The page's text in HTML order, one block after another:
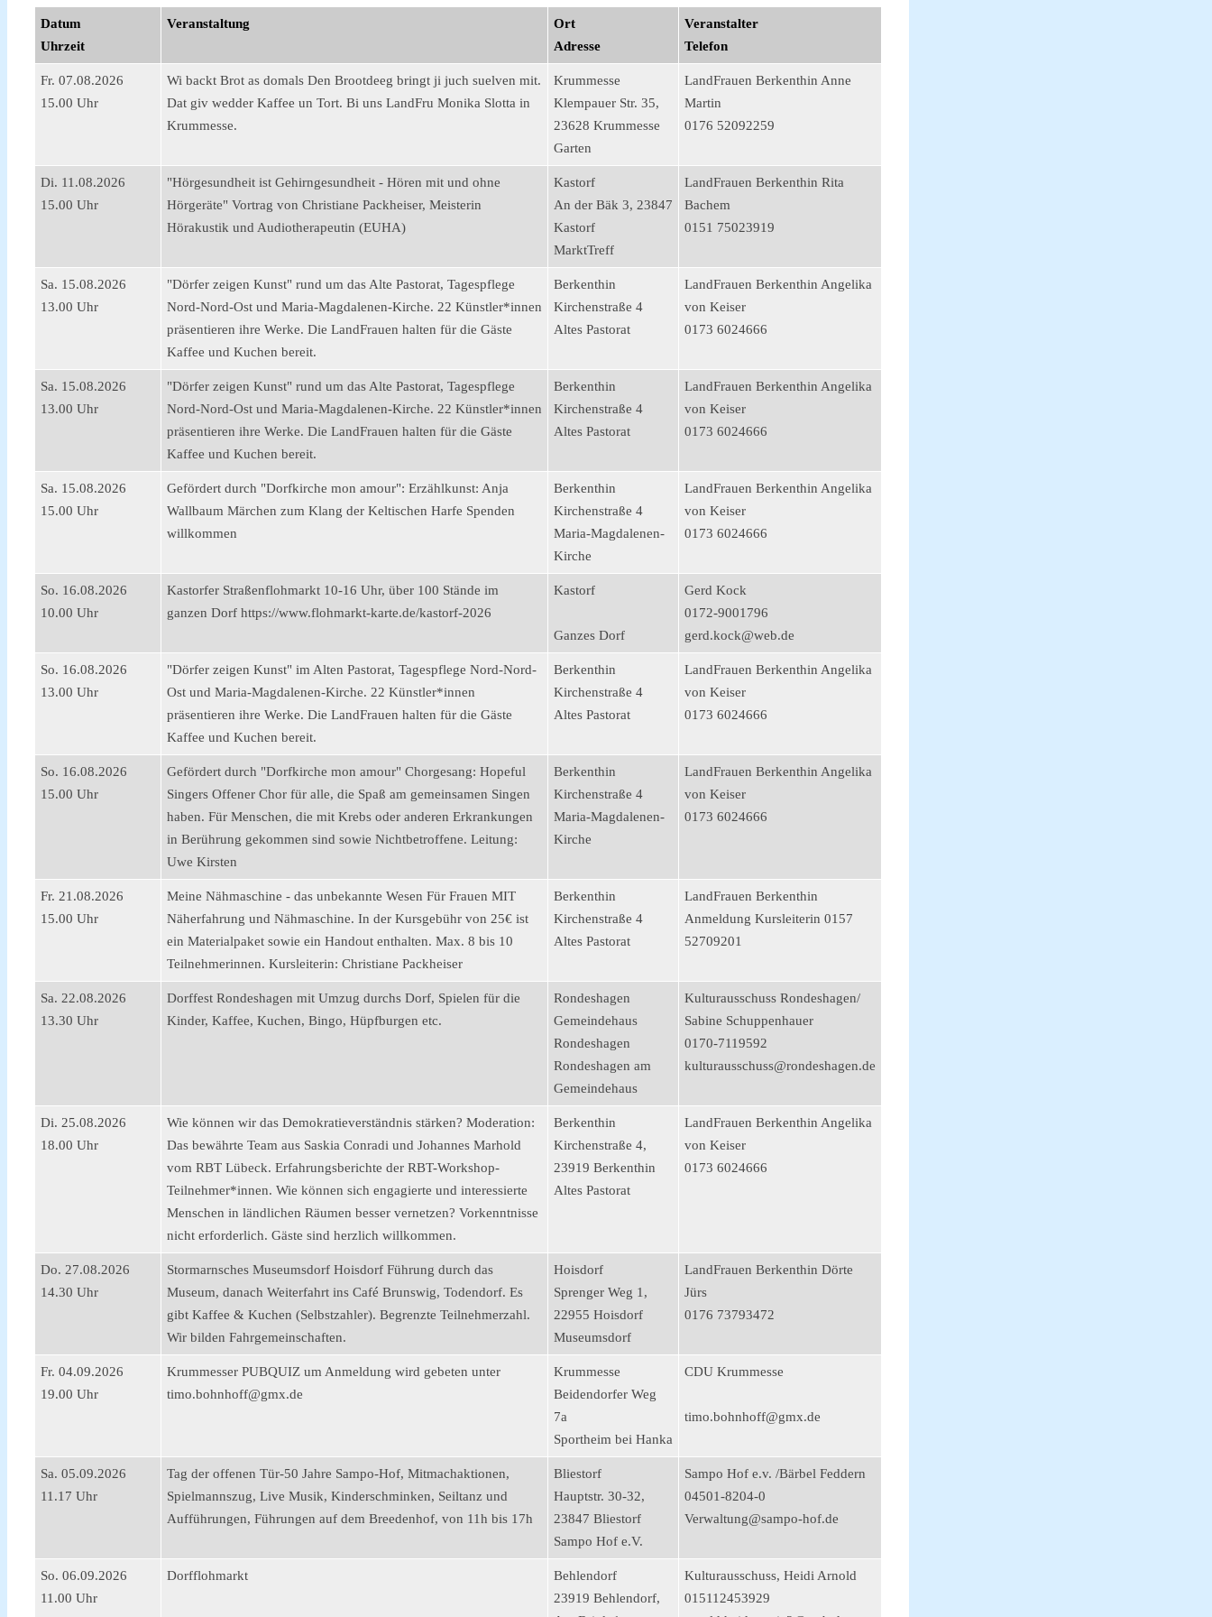
Datum
Uhrzeit
Veranstaltung
Ort
Adresse
Veranstalter
Telefon
Fr. 07.08.2026
15.00 Uhr
Wi backt Brot as domals Den Brootdeeg bringt ji juch suelven mit.
Dat giv wedder Kaffee un Tort. Bi uns LandFru Monika Slotta in
Krummesse.
Krummesse
Klempauer Str. 35,
23628 Krummesse
Garten
LandFrauen Berkenthin Anne
Martin
0176 52092259
Di. 11.08.2026
15.00 Uhr
"Hörgesundheit ist Gehirngesundheit - Hören mit und ohne
Hörgeräte" Vortrag von Christiane Packheiser, Meisterin
Hörakustik und Audiotherapeutin (EUHA)
Kastorf
An der Bäk 3, 23847
Kastorf
MarktTreff
LandFrauen Berkenthin Rita
Bachem
0151 75023919
Sa. 15.08.2026
13.00 Uhr
"Dörfer zeigen Kunst" rund um das Alte Pastorat, Tagespflege
Nord-Nord-Ost und Maria-Magdalenen-Kirche. 22 Künstler*innen
präsentieren ihre Werke. Die LandFrauen halten für die Gäste
Kaffee und Kuchen bereit.
Berkenthin
Kirchenstraße 4
Altes Pastorat
LandFrauen Berkenthin Angelika
von Keiser
0173 6024666
Sa. 15.08.2026
13.00 Uhr
"Dörfer zeigen Kunst" rund um das Alte Pastorat, Tagespflege
Nord-Nord-Ost und Maria-Magdalenen-Kirche. 22 Künstler*innen
präsentieren ihre Werke. Die LandFrauen halten für die Gäste
Kaffee und Kuchen bereit.
Berkenthin
Kirchenstraße 4
Altes Pastorat
LandFrauen Berkenthin Angelika
von Keiser
0173 6024666
Sa. 15.08.2026
15.00 Uhr
Gefördert durch "Dorfkirche mon amour": Erzählkunst: Anja
Wallbaum Märchen zum Klang der Keltischen Harfe Spenden
willkommen
Berkenthin
Kirchenstraße 4
Maria-Magdalenen-
Kirche
LandFrauen Berkenthin Angelika
von Keiser
0173 6024666
So. 16.08.2026
10.00 Uhr
Kastorfer Straßenflohmarkt 10-16 Uhr, über 100 Stände im
ganzen Dorf https://www.flohmarkt-karte.de/kastorf-2026
Kastorf
Ganzes Dorf
Gerd Kock
0172-9001796
gerd.kock@web.de
So. 16.08.2026
13.00 Uhr
"Dörfer zeigen Kunst" im Alten Pastorat, Tagespflege Nord-Nord-
Ost und Maria-Magdalenen-Kirche. 22 Künstler*innen
präsentieren ihre Werke. Die LandFrauen halten für die Gäste
Kaffee und Kuchen bereit.
Berkenthin
Kirchenstraße 4
Altes Pastorat
LandFrauen Berkenthin Angelika
von Keiser
0173 6024666
So. 16.08.2026
15.00 Uhr
Gefördert durch "Dorfkirche mon amour" Chorgesang: Hopeful
Singers Offener Chor für alle, die Spaß am gemeinsamen Singen
haben. Für Menschen, die mit Krebs oder anderen Erkrankungen
in Berührung gekommen sind sowie Nichtbetroffene. Leitung:
Uwe Kirsten
Berkenthin
Kirchenstraße 4
Maria-Magdalenen-
Kirche
LandFrauen Berkenthin Angelika
von Keiser
0173 6024666
Fr. 21.08.2026
15.00 Uhr
Meine Nähmaschine - das unbekannte Wesen Für Frauen MIT
Näherfahrung und Nähmaschine. In der Kursgebühr von 25€ ist
ein Materialpaket sowie ein Handout enthalten. Max. 8 bis 10
Teilnehmerinnen. Kursleiterin: Christiane Packheiser
Berkenthin
Kirchenstraße 4
Altes Pastorat
LandFrauen Berkenthin
Anmeldung Kursleiterin 0157
52709201
Sa. 22.08.2026
13.30 Uhr
Dorffest Rondeshagen mit Umzug durchs Dorf, Spielen für die
Kinder, Kaffee, Kuchen, Bingo, Hüpfburgen etc.
Rondeshagen
Gemeindehaus
Rondeshagen
Rondeshagen am
Gemeindehaus
Kulturausschuss Rondeshagen/
Sabine Schuppenhauer
0170-7119592
kulturausschuss@rondeshagen.de
Di. 25.08.2026
18.00 Uhr
Wie können wir das Demokratieverständnis stärken? Moderation:
Das bewährte Team aus Saskia Conradi und Johannes Marhold
vom RBT Lübeck. Erfahrungsberichte der RBT-Workshop-
Teilnehmer*innen. Wie können sich engagierte und interessierte
Menschen in ländlichen Räumen besser vernetzen? Vorkenntnisse
nicht erforderlich. Gäste sind herzlich willkommen.
Berkenthin
Kirchenstraße 4,
23919 Berkenthin
Altes Pastorat
LandFrauen Berkenthin Angelika
von Keiser
0173 6024666
Do. 27.08.2026
14.30 Uhr
Stormarnsches Museumsdorf Hoisdorf Führung durch das
Museum, danach Weiterfahrt ins Café Brunswig, Todendorf. Es
gibt Kaffee & Kuchen (Selbstzahler). Begrenzte Teilnehmerzahl.
Wir bilden Fahrgemeinschaften.
Hoisdorf
Sprenger Weg 1,
22955 Hoisdorf
Museumsdorf
LandFrauen Berkenthin Dörte
Jürs
0176 73793472
Fr. 04.09.2026
19.00 Uhr
Krummesser PUBQUIZ um Anmeldung wird gebeten unter
timo.bohnhoff@gmx.de
Krummesse
Beidendorfer Weg
7a
Sportheim bei Hanka
CDU Krummesse
timo.bohnhoff@gmx.de
Sa. 05.09.2026
11.17 Uhr
Tag der offenen Tür-50 Jahre Sampo-Hof, Mitmachaktionen,
Spielmannszug, Live Musik, Kinderschminken, Seiltanz und
Aufführungen, Führungen auf dem Breedenhof, von 11h bis 17h
Bliestorf
Hauptstr. 30-32,
23847 Bliestorf
Sampo Hof e.V.
Sampo Hof e.v. /Bärbel Feddern
04501-8204-0
Verwaltung@sampo-hof.de
So. 06.09.2026
11.00 Uhr
Dorfflohmarkt
Behlendorf
23919 Behlendorf,
Kulturausschuss, Heidi Arnold
015112453929